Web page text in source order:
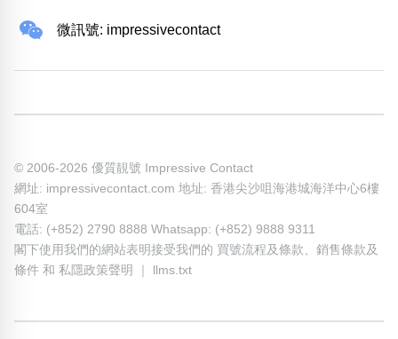
微訊號: impressivecontact
© 2006-2026 優質靚號 Impressive Contact
網址: impressivecontact.com 地址: 香港尖沙咀海港城海洋中心6樓
604室
電話: (+852) 2790 8888 Whatsapp: (+852) 9888 9311
閣下使用我們的網站表明接受我們的 買號流程及條款
銷售條款及
條件 和 私隱政策聲明 llms.txt